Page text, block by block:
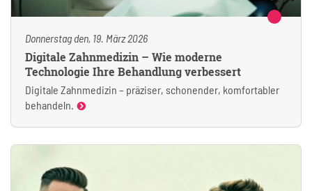
Donnerstag den, 19. März 2026
Digitale Zahnmedizin – Wie moderne
Technologie Ihre Behandlung verbessert
Digitale Zahnmedizin – präziser, schonender, komfortabler
behandeln.